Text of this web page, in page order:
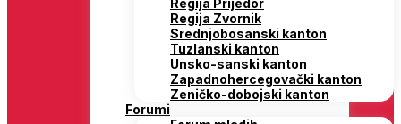
Regija Prijedor
Regija Zvornik
Srednjobosanski kanton
Tuzlanski kanton
Unsko-sanski kanton
Zapadnohercegovački kanton
Zeničko-dobojski kanton
Forumi